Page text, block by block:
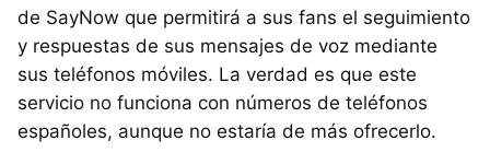
de SayNow que permitirá a sus fans el seguimiento
y respuestas de sus mensajes de voz mediante
sus teléfonos móviles. La verdad es que este
servicio no funciona con números de teléfonos
españoles, aunque no estaría de más ofrecerlo.